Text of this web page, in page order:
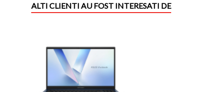
ALTI CLIENTI AU FOST INTERESATI DE